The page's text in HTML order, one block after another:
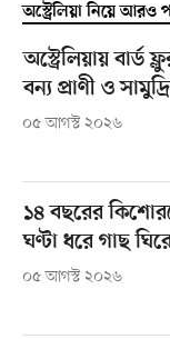
অস্ট্রেলিয়া নিয়ে আরও
অস্ট্রেলিয়ায় বার্ড
বন্য প্রাণী ও
০৫ আগস্ট ২০২৬
১৪ বছরের
ঘণ্টা ধরে গাছ
০৫ আগস্ট ২০২৬